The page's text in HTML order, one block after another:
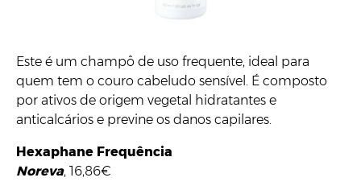
Este é um champô de uso frequente, ideal para
quem tem o couro cabeludo sensível. É composto
por ativos de origem vegetal hidratantes e
anticalcários e previne os danos capilares.
Hexaphane Frequência
Noreva, 16,86€